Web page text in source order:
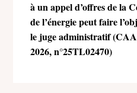
à un appel d’offres de la
de l’énergie peut faire
le juge administratif
2026, n°25TL02470)